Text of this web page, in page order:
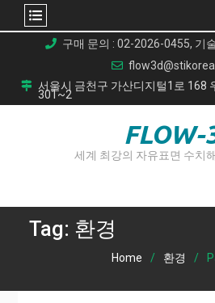
content
구매 문의 : 02-2026-0455, 기
서울시 금천구 가산디지털1로 168
301~2
FLOW-
세계 최강의 자유표면 수치
Tag: 환경
Home 환경